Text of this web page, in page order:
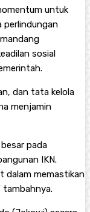
untuk
perlindungan
sosial
dan tata kelola
menjamin
pada
IKN.
dalam memastikan
tambahnya.